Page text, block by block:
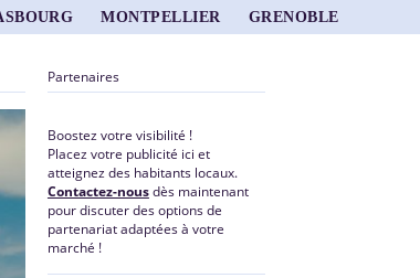
MONTPELLIER GRENOBLE
Partenaires
Boostez votre visibilité !
Placez votre publicité ici et
atteignez des habitants locaux.
Contactez-nousdès maintenant
pour discuter des options de
partenariat adaptées à votre
marché !